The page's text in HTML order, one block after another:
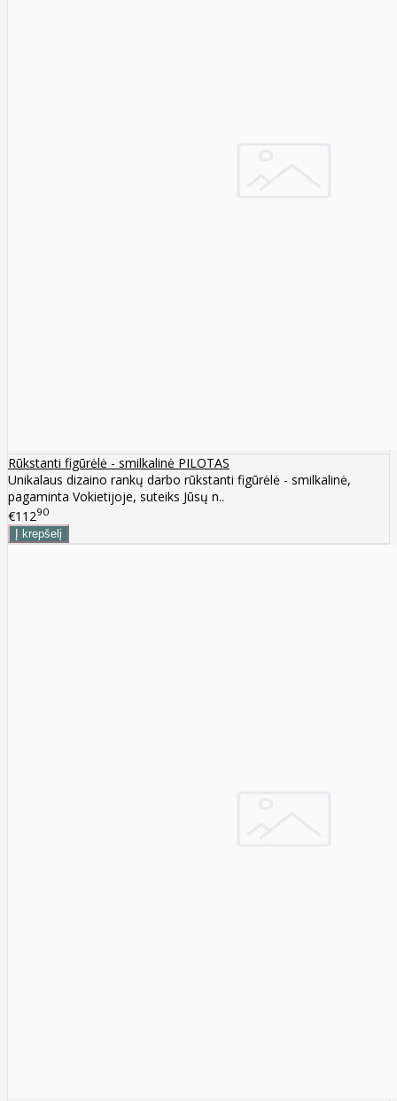
Rūkstanti figūrėlė - smilkalinė PILOTAS
Unikalaus dizaino rankų darbo rūkstanti figūrėlė - smilkalinė,
pagaminta Vokietijoje, suteiks Jūsų n..
€11290